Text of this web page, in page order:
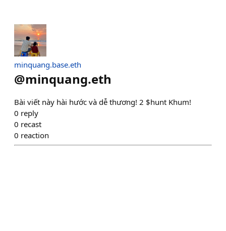
minquang.base.eth
@minquang.eth
Bài viết này hài hước và dễ thương! 2 $hunt Khum!
0 reply
0 recast
0 reaction